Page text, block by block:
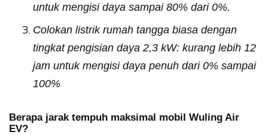
untuk mengisi daya sampai 80% dari 0%.
Colokan listrik rumah tangga biasa dengan
tingkat pengisian daya 2,3 kW: kurang lebih 12
jam untuk mengisi daya penuh dari 0% sampai
100%
Berapa jarak tempuh maksimal mobil Wuling Air
EV?